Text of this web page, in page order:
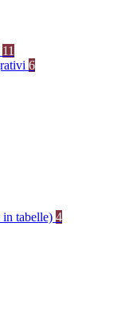
11
6
tabelle) 4